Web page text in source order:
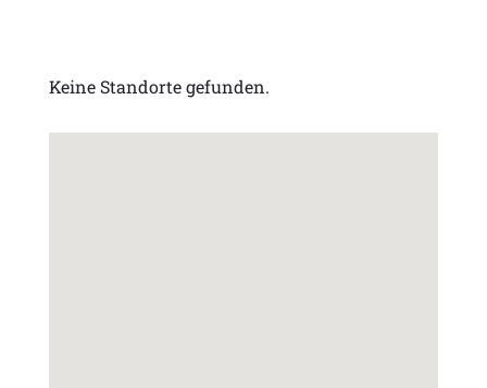
Keine Standorte gefunden.